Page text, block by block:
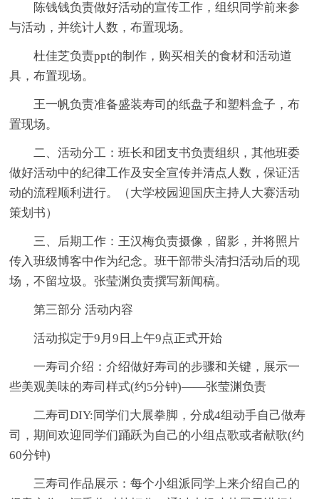
陈钱钱负责做好活动的宣传工作，组织同学前来参
与活动，并统计人数，布置现场。
杜佳芝负责ppt的制作，购买相关的食材和活动道
具，布置现场。
王一帆负责准备盛装寿司的纸盘子和塑料盒子，布
置现场。
二、活动分工：班长和团支书负责组织，其他班委
做好活动中的纪律工作及安全宣传并清点人数，保证活
动的流程顺利进行。（大学校园迎国庆主持人大赛活动
策划书）
三、后期工作：王汉梅负责摄像，留影，并将照片
传入班级博客中作为纪念。班干部带头清扫活动后的现
场，不留垃圾。张莹渊负责撰写新闻稿。
第三部分 活动内容
活动拟定于9月9日上午9点正式开始
一寿司介绍：介绍做好寿司的步骤和关键，展示一
些美观美味的寿司样式(约5分钟)——张莹渊负责
二寿司DIY:同学们大展拳脚，分成4组动手自己做寿
司，期间欢迎同学们踊跃为自己的小组点歌或者献歌(约
60分钟)
三寿司作品展示：每个小组派同学上来介绍自己的